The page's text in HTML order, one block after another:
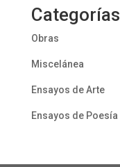
Categorías
Obras
Miscelánea
Ensayos de Arte
Ensayos de Poesía